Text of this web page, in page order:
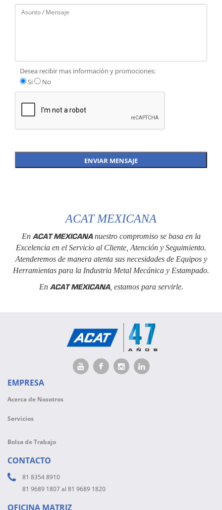
Desea recibir mas información y promociones:
Si
No
ACAT MEXICANA
En ACAT MEXICANAnuestro compromiso se basa en la
Excelencia en el Servicio al Cliente, Atención y Seguimiento.
Atenderemos de manera atenta sus necesidades de Equipos y
Herramientas para la Industria Metal Mecánica y Estampado.
En ACAT MEXICANA, estamos para servirle.
EMPRESA
Acerca de Nosotros
Servicios
Bolsa de Trabajo
CONTACTO
81 8354 8910
81 9689 1807 al 81 9689 1820
OFICINA MATRIZ